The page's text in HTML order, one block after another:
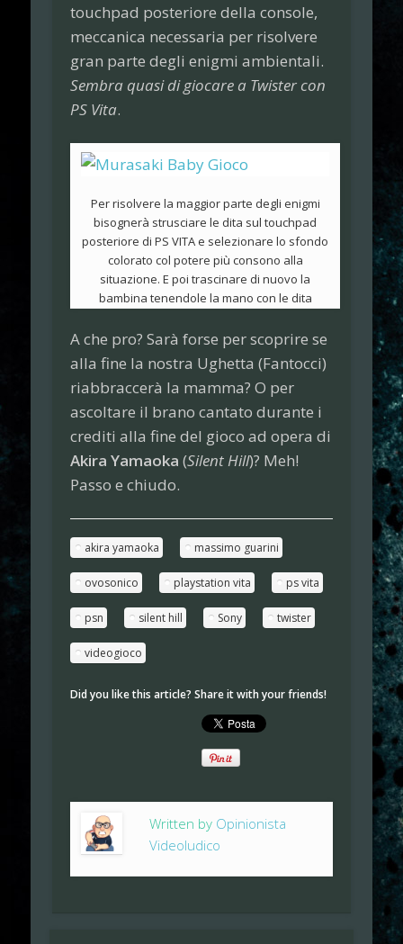
touchpad posteriore della console,
meccanica necessaria per risolvere
gran parte degli enigmi ambientali.
Sembra quasi di giocare a Twister con
PS Vita.
Per risolvere la maggior parte degli enigmi
bisognerà strusciare le dita sul touchpad
posteriore di PS VITA e selezionare lo sfondo
colorato col potere più consono alla
situazione. E poi trascinare di nuovo la
bambina tenendole la mano con le dita
A che pro? Sarà forse per scoprire se
alla fine la nostra Ughetta (Fantocci)
riabbraccerà la mamma? O per
ascoltare il brano cantato durante i
crediti alla fine del gioco ad opera di
Akira Yamaoka (Silent Hill)? Meh!
Passo e chiudo.
akira yamaoka massimo guarini
ovosonico playstation vita ps vita
psn silent hill Sony twister
videogioco
Did you like this article? Share it with your friends!
Written by Opinionista
Videoludico